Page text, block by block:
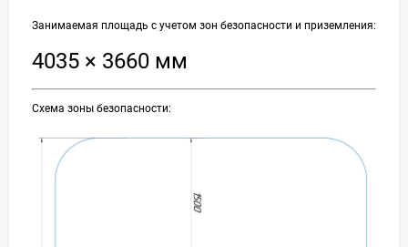
Занимаемая площадь с учетом зон безопасности и приземления:
4035 × 3660 мм
Схема зоны безопасности: